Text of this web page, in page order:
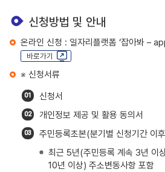
신청방법 및 안내
온라인 신청 : 일자리플랫폼 ‘잡아봐 –
바로가기
※ 신청서류
01 신청서
02 개인정보 제공 및 활용 동의서
03
주민등록초본(분기별 신청기간 이
최근 5년(주민등록 계속 3년 이
10년 이상) 주소변동사항 포함